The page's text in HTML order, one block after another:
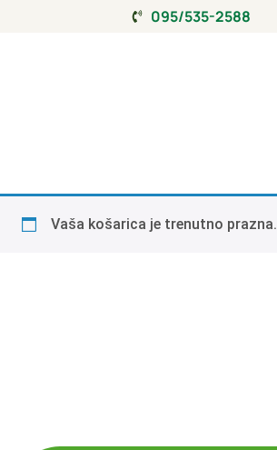
095/535-2588
Vaša košarica je trenutno prazna.